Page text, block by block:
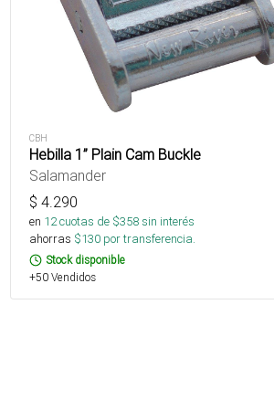
CBH
Hebilla 1” Plain Cam Buckle
Salamander
$ 4.290
en 12cuotas de $358sin interés
ahorras $130 por transferencia.
Stock disponible
+50 Vendidos